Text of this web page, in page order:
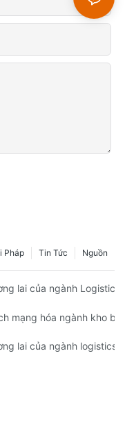
Nguồn
Tin Tức
Pháp
bị tự động hóa kho hàng
lai của ngành
hiệu quả với hệ
mạng hóa ngành kho
hoạt động kho hàng của
lai của ngành